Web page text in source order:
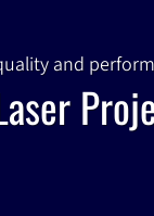
and